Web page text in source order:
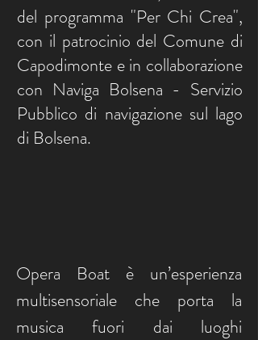
del programma "Per Chi Crea",
con il patrocinio del Comune di
Capodimonte e in collaborazione
con Naviga Bolsena - Servizio
Pubblico di navigazione sul lago
di Bolsena.
Opera Boat è un’esperienza
multisensoriale che porta la
musica fuori dai luoghi